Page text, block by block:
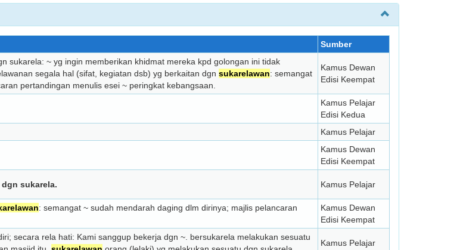
Sumber
sukarela: ~ yg ingin memberikan khidmat mereka kpd golongan ini tidak
segala hal (sifat, kegiatan dsb) yg berkaitan dgn sukarelawan: semangat
pertandingan menulis esei ~ peringkat kebangsaan.
Kamus Dewan
Edisi Keempat
Kamus Pelajar
Edisi Kedua
Kamus Pelajar
Kamus Dewan
Edisi Keempat
sukarela. Kamus Pelajar
: semangat ~ sudah mendarah daging dlm dirinya; majlis pelancaran
Kamus Dewan
Edisi Keempat
secara rela hati: Kami sanggup bekerja dgn ~. bersukarela melakukan sesuatu
Kamus Pelajar